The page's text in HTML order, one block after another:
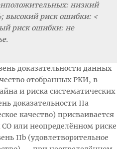
низкий
высокий риск ошибки: <
риск ошибки: не
доказательности данных
отобранных РКИ, в
и риска систематических
доказательности IIa
качество) присваивается
или неопределённом риске
IIb (удовлетворительное